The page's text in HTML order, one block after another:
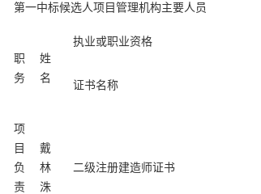
第一中标候选人项目管理机构主要人员
职
务
姓
名
执业或职业资格
证书名称
项
目
负
责
戴
林
洙
二级注册建造师证书